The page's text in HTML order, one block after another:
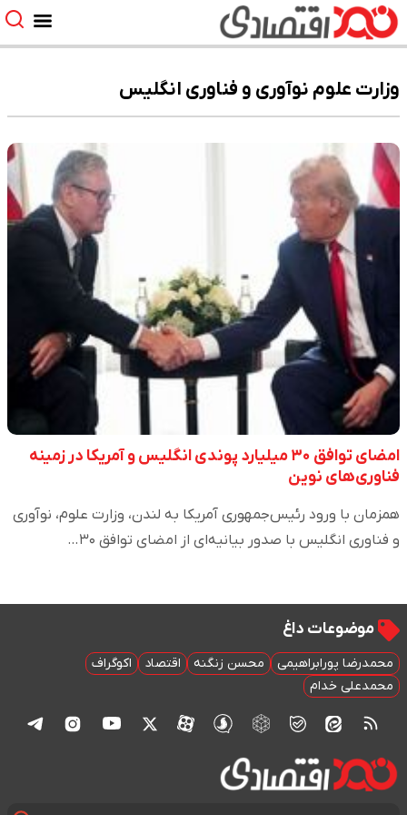
وزارت علوم نوآوری و فناوری انگلیس
امضای توافق ۳۰ میلیارد پوندی انگلیس و آمریکا در زمینه
فناوری‌های نوین
همزمان با ورود رئیس‌جمهوری آمریکا به لندن، وزارت علوم، نوآوری
و فناوری انگلیس با صدور بیانیه‌ای از امضای توافق ۳۰…
موضوعات داغ
محمدرضا پورابراهیمی محسن زنگنه اقتصاد
اکوگراف
محمدعلی خدام